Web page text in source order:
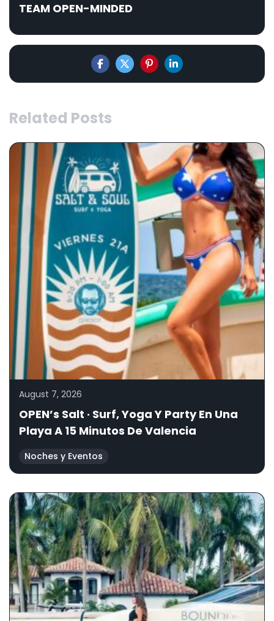
TEAM OPEN-MINDED
Related Posts
August 7, 2026
OPEN’s Salt · Surf, Yoga Y Party En Una
Playa A 15 Minutos De Valencia
Noches y Eventos